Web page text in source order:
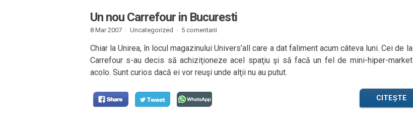
Un nou Carrefour in Bucuresti
8 Mar 2007 · Uncategorized · 5 comentarii
Chiar la Unirea, în locul magazinului Univers’all care a dat faliment acum câteva luni. Cei de la
Carrefour s-au decis să achiziţioneze acel spaţiu şi să facă un fel de mini-hiper-market
acolo. Sunt curios dacă ei vor reuşi unde alţii nu au putut.
CITEȘTE